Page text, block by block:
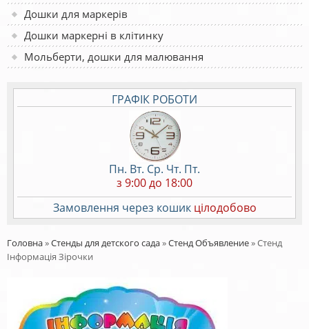
Дошки для маркерів
Дошки маркерні в клітинку
Мольберти, дошки для малювання
ГРАФІК РОБОТИ
Пн. Вт. Ср. Чт. Пт.
з 9:00 до 18:00
Замовлення через кошик цілодобово
Головна»Стенды для детского сада»Стенд Объявление»Стенд
Інформація Зірочки